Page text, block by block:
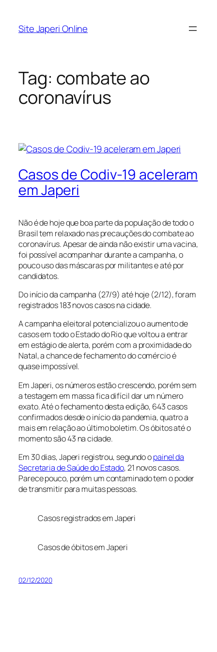
Site Japeri Online
Tag: combate ao
coronavírus
Casos de Codiv-19 aceleram
em Japeri
Não é de hoje que boa parte da população de todo o
Brasil tem relaxado nas precauções do combate ao
coronavírus. Apesar de ainda não existir uma vacina,
foi possível acompanhar durante a campanha, o
pouco uso das máscaras por militantes e até por
candidatos.
Do início da campanha (27/9) até hoje (2/12), foram
registrados 183 novos casos na cidade.
A campanha eleitoral potencializou o aumento de
casos em todo o Estado do Rio que voltou a entrar
em estágio de alerta, porém com a proximidade do
Natal, a chance de fechamento do comércio é
quase impossível.
Em Japeri, os números estão crescendo, porém sem
a testagem em massa fica difícil dar um número
exato. Até o fechamento desta edição, 643 casos
confirmados desde o início da pandemia, quatro a
mais em relação ao último boletim. Os óbitos até o
momento são 43 na cidade.
Em 30 dias, Japeri registrou, segundo opainel da
Secretaria de Saúde do Estado, 21 novos casos.
Parece pouco, porém um contaminado tem o poder
de transmitir para muitas pessoas.
Casos registrados em Japeri
Casos de óbitos em Japeri
02/12/2020